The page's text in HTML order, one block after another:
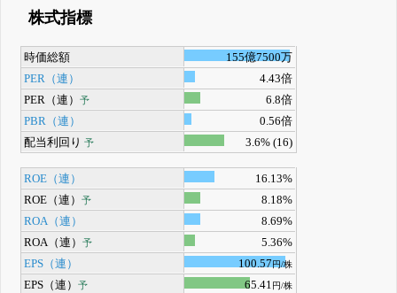
株式指標
時価総額
155億7500万
PER（連）
4.43倍
PER（連）予
6.8倍
PBR（連）
0.56倍
配当利回り 予 3.6% (16)
ROE（連）
16.13%
ROE（連）予
8.18%
ROA（連）
8.69%
ROA（連）予
5.36%
EPS（連）
100.57円/株
EPS（連）予 65.41円/株